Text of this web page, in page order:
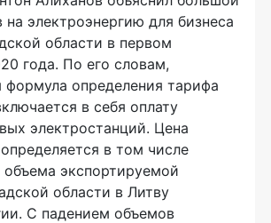
электроэнергию для бизнеса
области в первом
года. По его словам,
определения тарифа
в себя оплату
электростанций. Цена
в том числе
объема экспортируемой
области в Литву
С падением объемов